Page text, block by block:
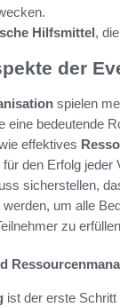
Hilfsmittel,
der
spielen
eine bedeutende
effektives
den Erfolg jeder
sicherstellen,
um alle
zu
ist der erste